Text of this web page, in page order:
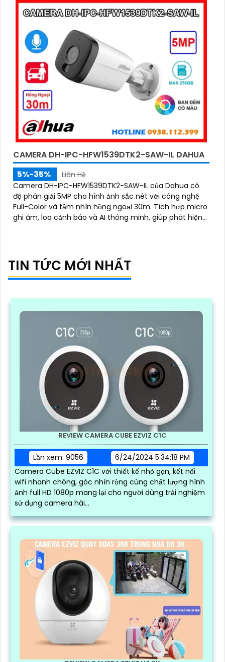
CAMERA DH-IPC-HFW1539DTK2-SAW-IL DAHUA
5%-35%
Liên Hệ
Camera DH-IPC-HFW1539DTK2-SAW-IL của Dahua có
độ phân giải 5MP cho hình ảnh sắc nét với công nghệ
Full-Color và tầm nhìn hồng ngoại 30m. Tích hợp micro
ghi âm, loa cảnh báo và AI thông minh, giúp phát hiện
TIN TỨC MỚI NHẤT
REVIEW CAMERA CUBE EZVIZ C1C
Lần xem: 9056
6/24/2024 5:34:18 PM
Camera Cube EZVIZ C1C với thiết kế nhỏ gọn, kết nối
wifi nhanh chóng, góc nhìn rộng cùng chất lượng hình
ảnh full HD 1080p mang lại cho người dùng trải nghiệm
sử dụng camera hài...